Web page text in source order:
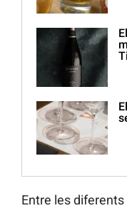
Entre les